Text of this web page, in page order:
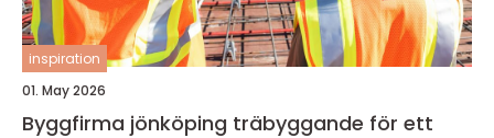
inspiration
01. May 2026
Byggfirma jönköping träbyggande för ett